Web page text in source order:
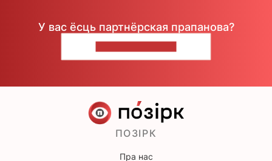
У вас ёсць партнёрская прапанова?
ПОЗІРК
Пра нас